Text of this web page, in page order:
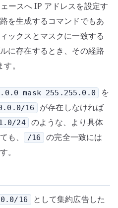
ースへ IP アドレスを設定す
を生成するコマンドでもあ
ックスとマスクに一致する
に存在するとき、その経路
。
mask 255.255.0.0
を
16
が存在しなければ
24
のような、より具体
も、
/16
の完全一致には
。
16
として集約広告した